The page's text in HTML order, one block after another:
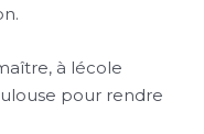
à lécole
pour rendre